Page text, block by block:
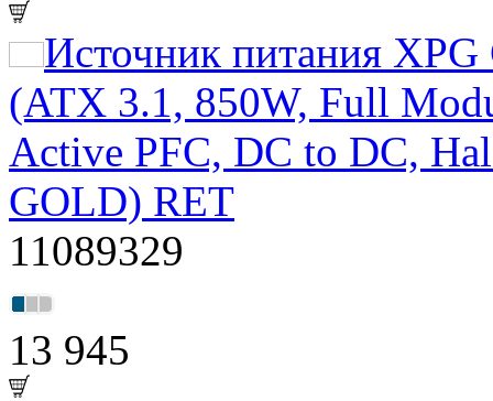
Источник питания
(ATX 3.1, 850W, Full
Active PFC, DC to DC,
GOLD) RET
11089329
13 945